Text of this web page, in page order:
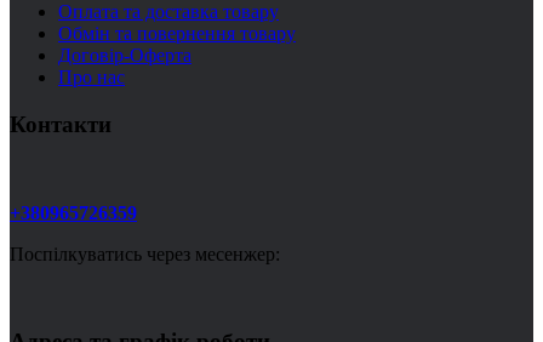
Оплата та доставка товару
Обмін та повернення товару
Договір-Оферта
Про нас
Контакти
+380965726359
Поспілкуватись через месенжер: